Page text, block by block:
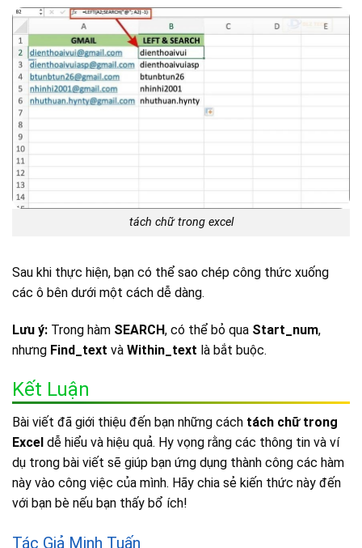
tách chữ trong excel
Sau khi thực hiện, bạn có thể sao chép công thức xuống
các ô bên dưới một cách dễ dàng.
Lưu ý: Trong hàm SEARCH, có thể bỏ qua Start_num,
nhưng Find_text và Within_text là bắt buộc.
Kết Luận
Bài viết đã giới thiệu đến bạn những cách tách chữ trong
Excel dễ hiểu và hiệu quả. Hy vọng rằng các thông tin và ví
dụ trong bài viết sẽ giúp bạn ứng dụng thành công các hàm
này vào công việc của mình. Hãy chia sẻ kiến thức này đến
với bạn bè nếu bạn thấy bổ ích!
Tác Giả Minh Tuấn